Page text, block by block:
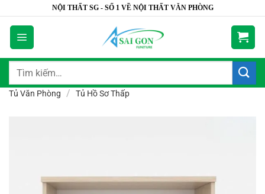
dung
NỘI THẤT SG - SỐ 1 VỀ NỘI THẤT VĂN PHÒNG
Tìm
Tủ Văn Phòng / Tủ Hồ Sơ Thấp